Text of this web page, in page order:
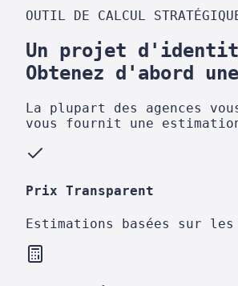
OUTIL DE CALCUL
Un projet
Obtenez d'abord
La plupart des agences
vous fournit une
Prix Transparent
Estimations basées sur